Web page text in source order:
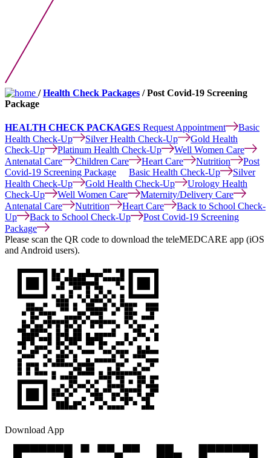
/Health Check Packages / Post Covid-19 Screening
Package
HEALTH CHECK PACKAGES Request Appointment
Basic
Health Check-Up
Silver Health Check-Up
Gold Health
Check-Up
Platinum Health Check-Up
Well Women Care
Antenatal Care
Children Care Heart Care Nutrition
Post
Covid-19 Screening Package
Basic Health Check-Up
Silver
Health Check-Up
Gold Health Check-Up
Urology Health
Check-Up
Well Women Care
Maternity/Delivery Care
Antenatal Care
Nutrition Heart Care
Back to School Check-
Up
Back to School Check-Up
Post Covid-19 Screening
Package
Please scan the QR code to download the teleMEDCARE app (iOS
and Android users).
Download App